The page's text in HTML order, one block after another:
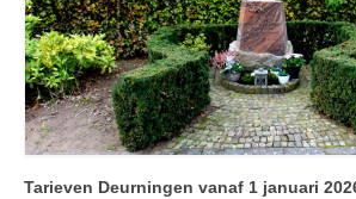
Tarieven per dorp
Reglement
Privacybeleid
Tarieven Deurningen vanaf 1 januari